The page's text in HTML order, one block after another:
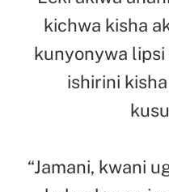
kichwa kisha
kunyonywa lipsi
ishirini
“Jamani, kwani